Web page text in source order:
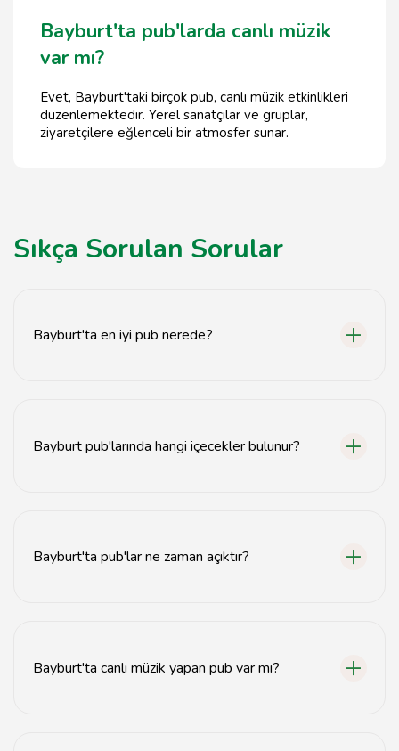
Bayburt'ta pub'larda canlı müzik
var mı?
Evet, Bayburt'taki birçok pub, canlı müzik etkinlikleri
düzenlemektedir. Yerel sanatçılar ve gruplar,
ziyaretçilere eğlenceli bir atmosfer sunar.
Sıkça Sorulan Sorular
Bayburt'ta en iyi pub nerede?
Bayburt pub'larında hangi içecekler bulunur?
Bayburt'ta pub'lar ne zaman açıktır?
Bayburt'ta canlı müzik yapan pub var mı?